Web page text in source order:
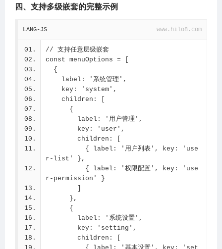
// 输出: [
//   { key: 'user-list', label: '用户列
// ]
// 分离父级和当前项
const parents = fullPath.slice(0, -1)
// 除最后一个外的所有
const current = fullPath[fullPath.lengt
h - 1]  // 最后一个
console.log('父级:', parents)
console.log('当前:', current)
四、支持多级嵌套的完整示例
LANG-JS www.hilo8.com
// 支持任意层级嵌套
const menuOptions = [
  {
    label: '系统管理',
    key: 'system',
    children: [
      {
        label: '用户管理',
        key: 'user',
        children: [
r-list' },
r-permission' }
      },
      {
        label: '系统设置',
        key: 'setting',
        children: [